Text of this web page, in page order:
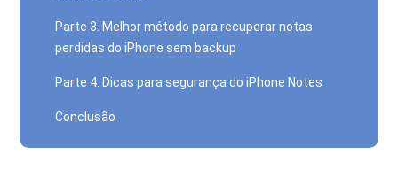
Parte 3. Melhor método para recuperar notas
perdidas do iPhone sem backup
Parte 4. Dicas para segurança do iPhone Notes
Conclusão